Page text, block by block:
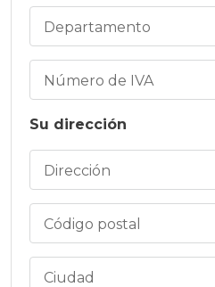
Departamento
Número de IVA
Su dirección
Dirección
Código postal
Ciudad